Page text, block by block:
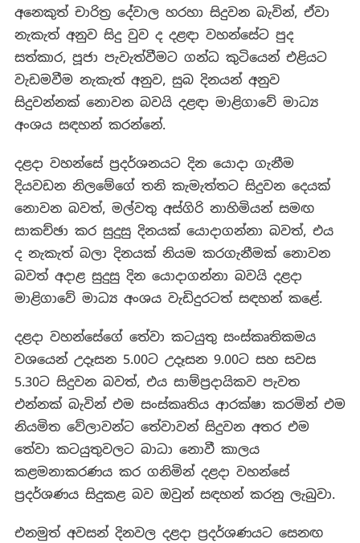
අනෙකුත් චාරිත්‍ර දේවාල හරහා සිදුවන බැවින්, ඒවා
නැකැත් අනුව සිදු වුව ද දළඳා වහන්සේට පුද
සත්කාර, පූජා පැවැත්වීමට ගන්ධ කුටියෙන් එළියට
වැඩමවීම නැකැත් අනුව, සුබ දිනයන් අනුව
සිදුවන්නක් නොවන බවයි දළඳා මාළිගාවේ මාධ්‍ය
අංශය සඳහන් කරන්නේ.
දළදා වහන්සේ ප්‍රදර්ශනයට දින යොදා ගැනීම
දියවඩන නිලමේගේ තනි කැමැත්තට සිදුවන දෙයක්
නොවන බවත්, මල්වතු අස්ගිරි නාහිමියන් සමඟ
සාකච්ඡා කර සුදුසු දිනයක් යොදාගන්නා බවත්, එය
ද නැකැත් බලා දිනයක් නියම කරගැනීමක් නොවන
බවත් අදාළ සුදුසු දින යොදාගන්නා බවයි දළදා
මාළිගාවේ මාධ්‍ය අංශය වැඩිදුරටත් සඳහන් කළේ.
දළදා වහන්සේගේ තේවා කටයුතු සංස්කෘතිකමය
වශයෙන් උදෑසන 5.00ට උදෑසන 9.00ට සහ සවස
5.30ට සිදුවන බවත්, එය සාම්ප්‍රදායිකව පැවත
එන්නක් බැවින් එම සංස්කෘතිය ආරක්ෂා කරමින් එම
නියමිත වේලාවන්ට තේවාවන් සිදුවන අතර එම
තේවා කටයුතුවලට බාධා නොවී කාලය
කළමනාකරණය කර ගනිමින් දළදා වහන්සේ
ප්‍රදර්ශණය සිදුකළ බව ඔවුන් සඳහන් කරනු ලැබුවා.
එනමුත් අවසන් දිනවල දළදා ප්‍රදර්ශණයට සෙනඟ